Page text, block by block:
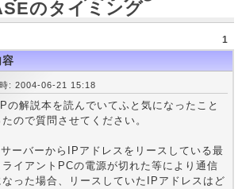
のタイミング
1
: 2004-06-21 15:18
の解説本を読んでいてふと気になったこと
ので質問させてください。
ーバーからIPアドレスをリースしている最
イアントPCの電源が切れた等により通信
なった場合、リースしていたIPアドレスはど